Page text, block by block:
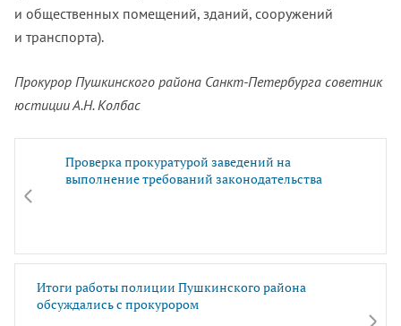
и общественных помещений, зданий, сооружений
и транспорта).
Прокурор Пушкинского района Санкт-Петербурга советник
юстиции А.Н. Колбас
Проверка прокуратурой заведений на
выполнение требований законодательства
Итоги работы полиции Пушкинского района
обсуждались с прокурором